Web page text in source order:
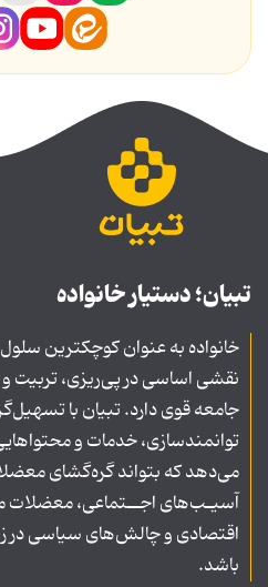
تبیان؛ دستیار خانواده
خانواده به عنوان کوچکترین
نقشی اساسی در پی‌ریزی، تربیت
جامعه قوی دارد. تبیان با
توانمندسازی، خدمات و محتواهایی
می‌دهد که بتواند گره‌گشای
آسیـب‌های اجــتماعی،
اقتصادی و چالش‌های سیاسی در
باشد.